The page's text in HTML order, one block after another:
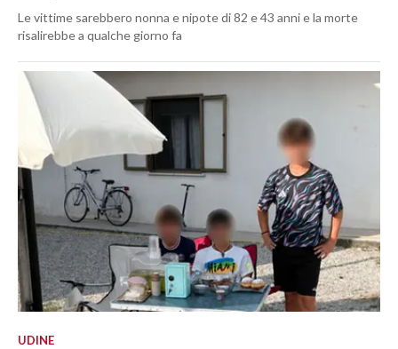
Le vittime sarebbero nonna e nipote di 82 e 43 anni e la morte
risalirebbe a qualche giorno fa
UDINE